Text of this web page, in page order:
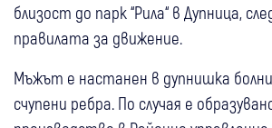
близост до парк “Рила“ в Дупница,
правилата за движение.
Мъжът е настанен в дупнишка
счупени ребра. По случая е